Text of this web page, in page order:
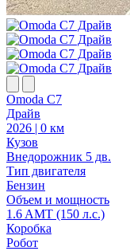
Omoda C7
Драйв
2026 | 0 км
Кузов
Внедорожник 5 дв.
Тип двигателя
Бензин
Объем и мощность
1.6 AMT (150 л.с.)
Коробка
Робот